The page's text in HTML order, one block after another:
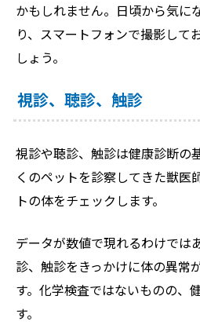
かもしれません。日頃から気に
り、スマートフォンで撮影して
しょう。
視診、聴診、触診
視診や聴診、触診は健康診断の
くのペットを診察してきた獣医
トの体をチェックします。
データが数値で現れるわけでは
診、触診をきっかけに体の異常
す。化学検査ではないものの、
す。